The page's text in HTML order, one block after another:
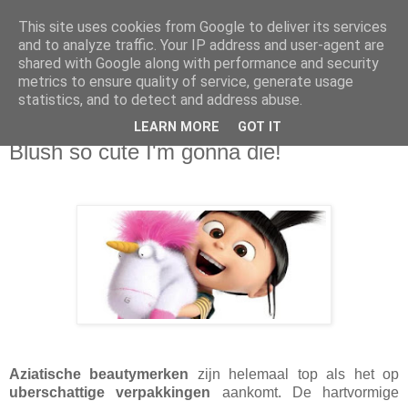
Sarahdise
Welcome to Sarahdise.
maandag 16 november 2015
Blush so cute I'm gonna die!
Aziatische beautymerken zijn helemaal top als het op
uberschattige verpakkingen aankomt. De hartvormige
This site uses cookies from Google to deliver its services
and to analyze traffic. Your IP address and user-agent are
shared with Google along with performance and security
metrics to ensure quality of service, generate usage
statistics, and to detect and address abuse.
LEARN MORE GOT IT